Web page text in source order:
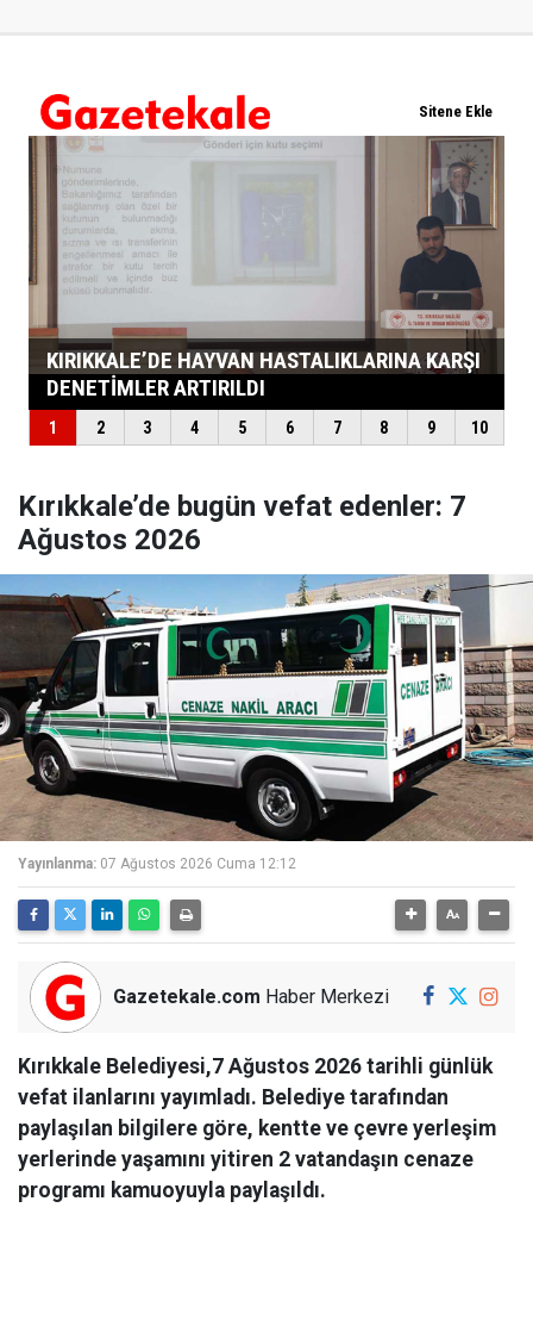
Kırıkkale’de bugün vefat edenler: 7
Ağustos 2026
Yayınlanma: 07 Ağustos 2026 Cuma 12:12
Gazetekale.com Haber Merkezi
Kırıkkale Belediyesi,7 Ağustos 2026 tarihli günlük
vefat ilanlarını yayımladı. Belediye tarafından
paylaşılan bilgilere göre, kentte ve çevre yerleşim
yerlerinde yaşamını yitiren 2 vatandaşın cenaze
programı kamuoyuyla paylaşıldı.